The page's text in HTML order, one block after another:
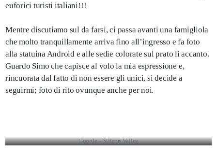
euforici turisti italiani!!!
Mentre discutiamo sul da farsi, ci passa avanti una famigliola
che molto tranquillamente arriva fino all’ingresso e fa foto
alla statuina Android e alle sedie colorate sul prato lì accanto.
Guardo Simo che capisce al volo la mia espressione e,
rincuorata dal fatto di non essere gli unici, si decide a
seguirmi; foto di rito ovunque anche per noi.
Google – Silicon Valley